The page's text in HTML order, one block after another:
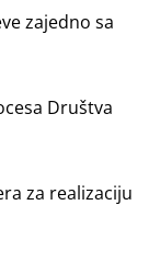
zajedno sa
Društva
za realizaciju